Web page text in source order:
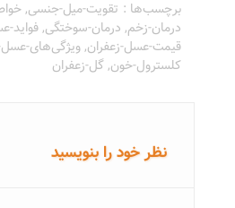
برچسب‌ها : تقویت-میل-جنسی,
درمان-زخم, درمان-سوختگی,فواید-
قیمت-عسل-زعفران,ویژگی‌های-
کلسترول-خون,گل-زعفران
نظر خود را بنویسید